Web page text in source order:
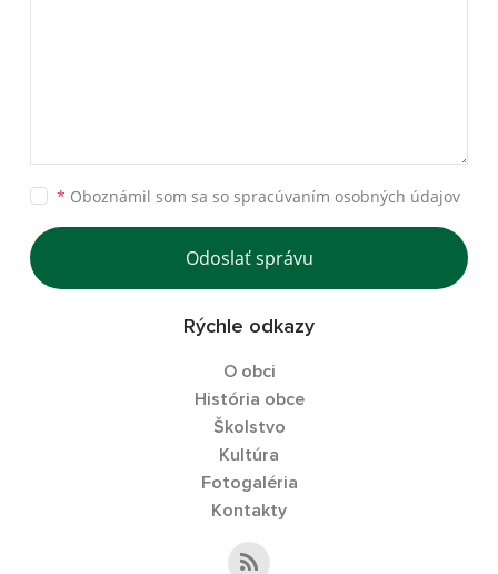
* Oboznámil som sa so spracúvaním osobných údajov
Odoslať správu
Rýchle odkazy
O obci
História obce
Školstvo
Kultúra
Fotogaléria
Kontakty